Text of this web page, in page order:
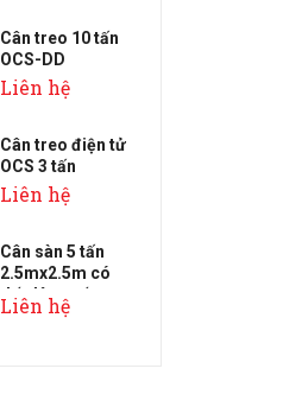
Cân treo 10 tấn
OCS-DD
Liên hệ
Cân treo điện tử
OCS 3 tấn
Liên hệ
Cân sàn 5 tấn
2.5mx2.5m có
dốc lên xuống
Liên hệ